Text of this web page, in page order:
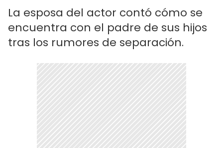
La esposa del actor contó cómo se
encuentra con el padre de sus hijos
tras los rumores de separación.